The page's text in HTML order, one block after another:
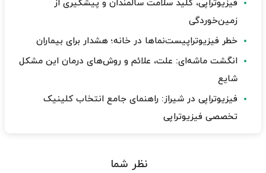
فیزیوتراپی، کلید سلامت سالمندان و پیشگیری از
زمین‌خوردگی
خطر فیزیوتراپیست‌نماها در خانه؛ هشدار برای بیماران
انگشت ماشه‌ای: علت، علائم و روش‌های درمان این مشکل
شایع
فیزیوتراپی در شیراز: راهنمای جامع انتخاب کلینیک
تخصصی فیزیوتراپی
نظر شما